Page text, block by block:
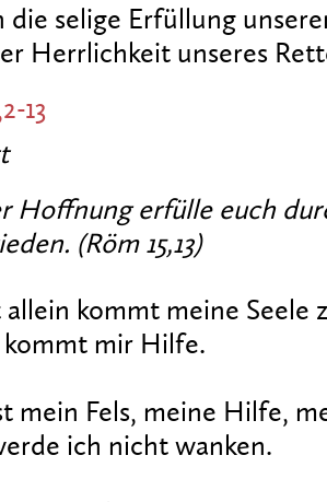
selige Erfüllung
Herrlichkeit unseres
13
Hoffnung erfülle euch
(Röm 15,13)
allein kommt meine Seele
mir Hilfe.
mein Fels, meine Hilfe,
ich nicht wanken.